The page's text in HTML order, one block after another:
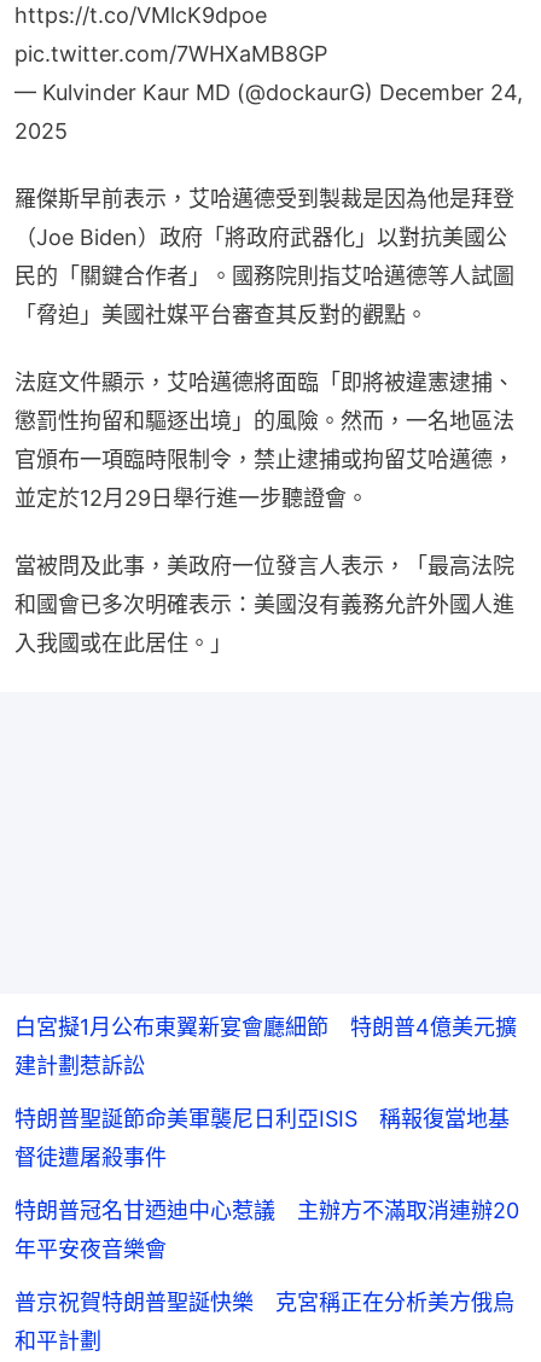
https://t.co/VMlcK9dpoe
pic.twitter.com/7WHXaMB8GP
— Kulvinder Kaur MD (@dockaurG) December 24,
2025
羅傑斯早前表示，艾哈邁德受到製裁是因為他是拜登
（Joe Biden）政府「將政府武器化」以對抗美國公
民的「關鍵合作者」。國務院則指艾哈邁德等人試圖
「脅迫」美國社媒平台審查其反對的觀點。
法庭文件顯示，艾哈邁德將面臨「即將被違憲逮捕、
懲罰性拘留和驅逐出境」的風險。然而，一名地區法
官頒布一項臨時限制令，禁止逮捕或拘留艾哈邁德，
並定於12月29日舉行進一步聽證會。
當被問及此事，美政府一位發言人表示，「最高法院
和國會已多次明確表示：美國沒有義務允許外國人進
入我國或在此居住。」
白宮擬1月公布東翼新宴會廳細節 特朗普4億美元擴
建計劃惹訴訟
特朗普聖誕節命美軍襲尼日利亞ISIS 稱報復當地基
督徒遭屠殺事件
特朗普冠名甘迺迪中心惹議 主辦方不滿取消連辦20
年平安夜音樂會
普京祝賀特朗普聖誕快樂 克宮稱正在分析美方俄烏
和平計劃